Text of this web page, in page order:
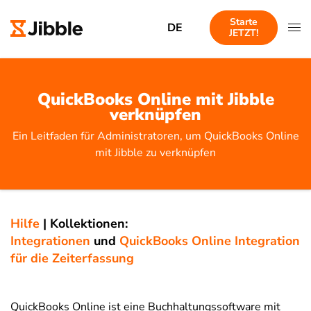
DE
Starte
JETZT!
QuickBooks Online mit Jibble
verknüpfen
Ein Leitfaden für Administratoren, um QuickBooks Online
mit Jibble zu verknüpfen
Hilfe | Kollektionen:
Integrationen und QuickBooks Online Integration
für die Zeiterfassung
QuickBooks Online ist eine Buchhaltungssoftware mit